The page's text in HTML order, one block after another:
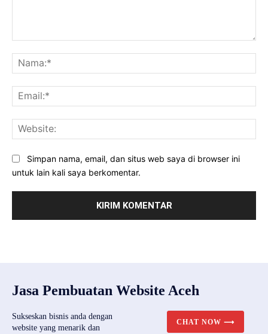
Simpan nama, email, dan situs web saya di browser ini
untuk lain kali saya berkomentar.
Jasa Pembuatan Website Aceh
Sukseskan bisnis anda dengan
website yang menarik dan
CHAT NOW ⟶